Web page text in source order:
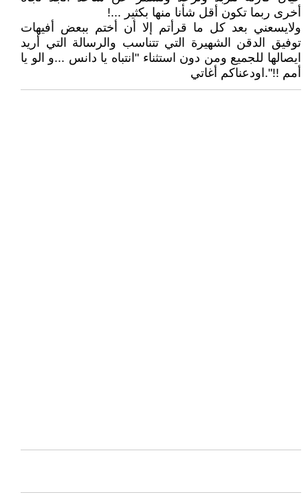
أخرى ربما تكون أقل شأنا منها بكثير ...!
ولايسعني بعد كل ما قرأتم إلا أن أختم ببعض أفيهات
توفيق الدقن الشهيرة التي تتناسب والرسالة التي أريد
ايصالها للجميع ومن دون استثناء "انتباه يا دانس ...و الو يا
أمم !!".اودعناكم أغاتي